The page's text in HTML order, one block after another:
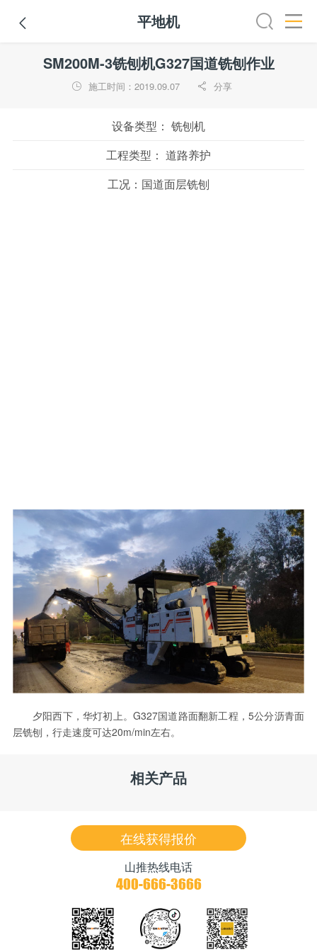
 平地机
推土机 压路机 平地机 装载机 挖掘机
SM200M-3铣刨机G327国道铣刨作业
 施工时间：2019.09.07  分享
设备类型： 铣刨机
工程类型： 道路养护
工况： 国道面层铣刨
夕阳西下，华灯初上。G327国道路面翻新工程，5公分沥青面
层铣刨，行走速度可达20m/min左右。
相关产品
在线获得报价
山推热线电话
400-666-3666